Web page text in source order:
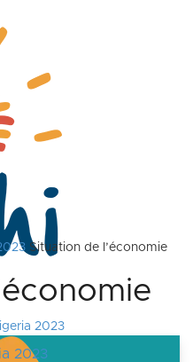
Situation de l’économie
2023
2023